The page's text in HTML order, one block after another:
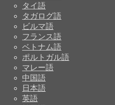
タイ語
タガログ語
ビルマ語
フランス語
ベトナム語
ポルトガル語
マレー語
中国語
日本語
英語